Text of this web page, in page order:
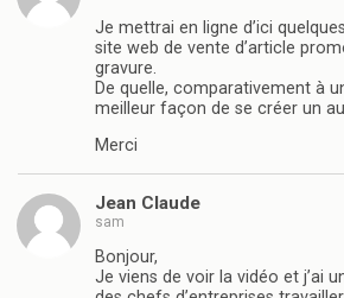
Je mettrai en ligne d’ici
site web de vente d’article
gravure.
De quelle, comparativement à
meilleur façon de se créer un
Merci
Jean Claude
sam
Bonjour,
Je viens de voir la vidéo et j’ai